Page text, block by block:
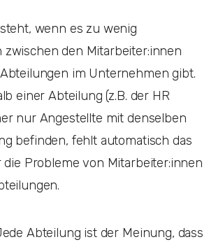
wenn es zu wenig
zwischen den Mitarbeiter:innen
im Unternehmen gibt.
einer Abteilung (z.B. der HR
nur Angestellte mit denselben
befinden, fehlt automatisch das
Probleme von Mitarbeiter:innen
Abteilung ist der Meinung, dass